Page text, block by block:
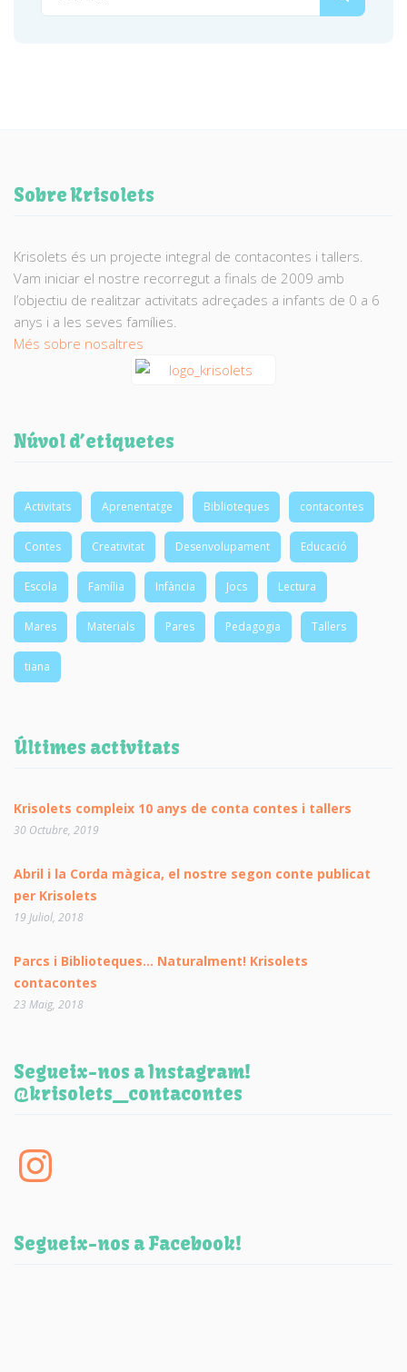
Sobre Krisolets
Krisolets és un projecte integral de contacontes i tallers.
Vam iniciar el nostre recorregut a finals de 2009 amb
l’objectiu de realitzar activitats adreçades a infants de 0 a 6
anys i a les seves famílies.
Més sobre nosaltres
Núvol d’etiquetes
Activitats Aprenentatge Biblioteques contacontes
Contes Creativitat Desenvolupament Educació
Escola Família Infància Jocs Lectura
Mares Materials Pares Pedagogia Tallers
tiana
Últimes activitats
Krisolets compleix 10 anys de conta contes i tallers
30 Octubre, 2019
Abril i la Corda màgica, el nostre segon conte publicat
per Krisolets
19 Juliol, 2018
Parcs i Biblioteques… Naturalment! Krisolets
contacontes
23 Maig, 2018
Segueix-nos a Instagram!
@krisolets_contacontes
Instagram
Segueix-nos a Facebook!